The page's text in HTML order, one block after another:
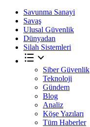
Savunma Sanayi
Savaş
Ulusal Güvenlik
Dünyadan
Silah Sistemleri
Siber Güvenlik
Teknoloji
Gündem
Blog
Analiz
Köşe Yazıları
Tüm Haberler